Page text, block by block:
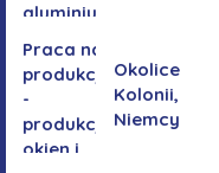
aluminium
Praca na
produkcji
-
produkcja
okien i
Okolice
Kolonii,
Niemcy